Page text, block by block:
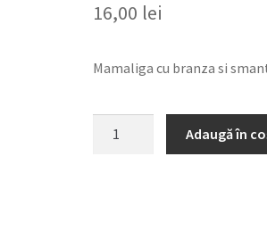
16,00 lei
Mamaliga cu branza si
Adaugă în